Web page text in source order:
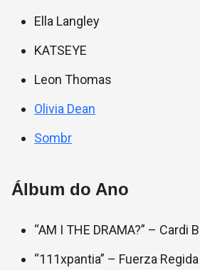
Ella Langley
KATSEYE
Leon Thomas
Olivia Dean
Sombr
Álbum do Ano
“AM I THE DRAMA?” – Cardi B
“111xpantia” – Fuerza Regida